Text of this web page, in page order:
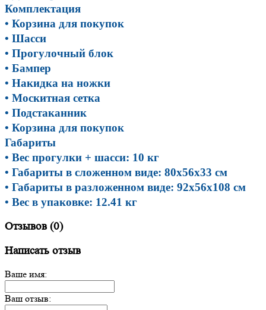
Комплектация
• Корзина для покупок
• Шасси
• Прогулочный блок
• Бампер
• Накидка на ножки
• Москитная сетка
• Подстаканник
• Корзина для покупок
Габариты
• Вес прогулки + шасси: 10 кг
• Габариты в сложенном виде: 80х56х33 см
• Габариты в разложенном виде: 92х56х108 см
• Вес в упаковке: 12.41 кг
Отзывов (0)
Написать отзыв
Ваше имя:
Ваш отзыв: